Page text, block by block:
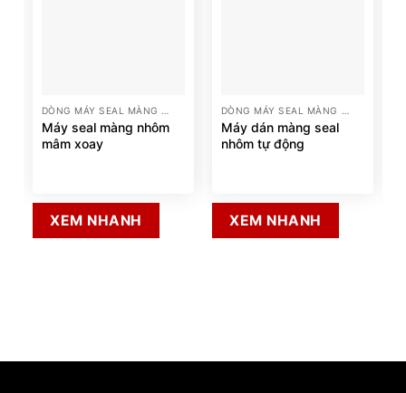
Máy seal màng nhôm
mâm xoay
XEM NHANH
Máy dán màng seal
nhôm tự động
XEM NHANH